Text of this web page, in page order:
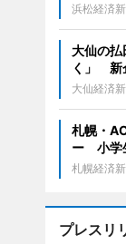
浜松経済
大仙の払
く」 新
大仙経済
札幌・
ー 小学
札幌経済
プレスリ